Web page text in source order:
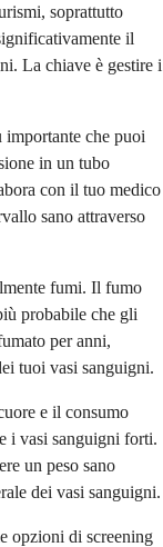
soprattutto
il
La chiave è gestire i
importante che puoi
in un tubo
con il tuo medico
sano attraverso
fumi. Il fumo
probabile che gli
per anni,
tuoi vasi sanguigni.
e il consumo
i vasi sanguigni forti.
un peso sano
dei vasi sanguigni.
opzioni di screening